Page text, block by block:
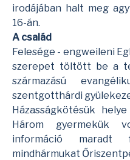
irodájában halt meg
16-án.
A család
Felesége - engweileni
szerepet töltött be a
származású
szentgotthárdi
Házasságkötésük
Három gyermekük
információ maradt
mindhármukat